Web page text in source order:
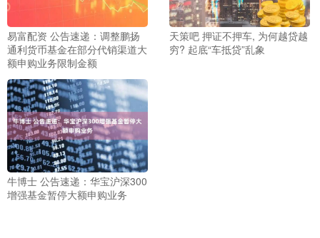
易富配资 公告速递：调整鹏扬
通利货币基金在部分代销渠道大
额申购业务限制金额
天策吧 押证不押车, 为何越贷越
穷? 起底“车抵贷”乱象
牛博士 公告速递：华宝沪深300
增强基金暂停大额申购业务